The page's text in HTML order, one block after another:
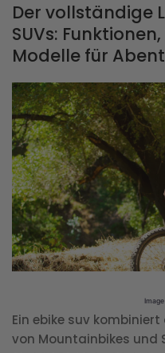
Der vollständige
SUVs:
Modelle für
Ein ebike suv
von Mountainbikes und